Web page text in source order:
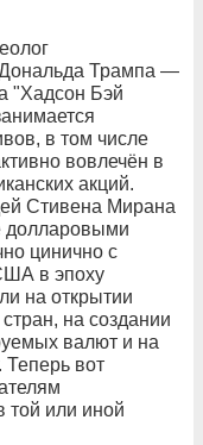
Дональда Трампа —
"Хадсон Бэй
в том числе
вовлечён в
акций.
Стивена Мирана
долларовыми
цинично с
в эпоху
на открытии
на создании
валют и на
Теперь вот
той или иной